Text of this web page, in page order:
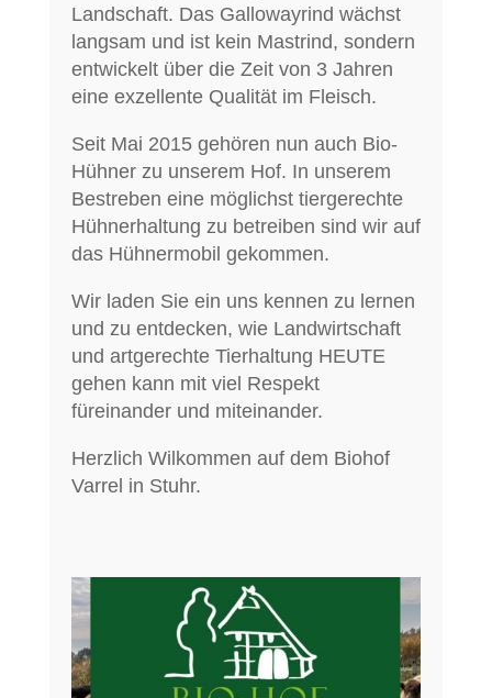
Landschaft. Das Gallowayrind wächst
langsam und ist kein Mastrind, sondern
entwickelt über die Zeit von 3 Jahren
eine exzellente Qualität im Fleisch.
Seit Mai 2015 gehören nun auch Bio-
Hühner zu unserem Hof. In unserem
Bestreben eine möglichst tiergerechte
Hühnerhaltung zu betreiben sind wir auf
das Hühnermobil gekommen.
Wir laden Sie ein uns kennen zu lernen
und zu entdecken, wie Landwirtschaft
und artgerechte Tierhaltung HEUTE
gehen kann mit viel Respekt
füreinander und miteinander.
Herzlich Wilkommen auf dem Biohof
Varrel in Stuhr.